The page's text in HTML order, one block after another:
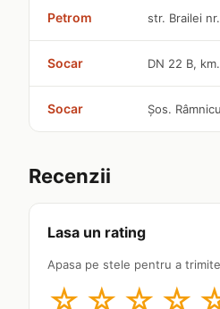
Petrom str. Brailei
Socar DN 22 B,
Socar Șos.
Recenzii
Lasa un rating
Apasa pe stele pentru a
☆ ☆ ☆ ☆